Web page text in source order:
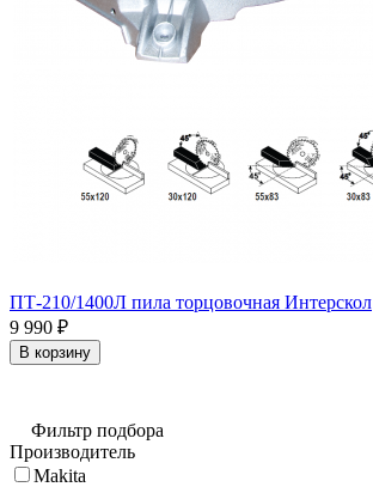
ПТ-210/1400Л пила торцовочная Интерскол
9 990 ₽
В корзину
Фильтр подбора
Производитель
Makita